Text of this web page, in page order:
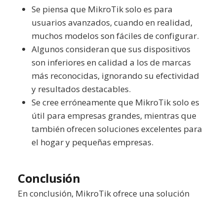
Se piensa que MikroTik solo es para
usuarios avanzados, cuando en realidad,
muchos modelos son fáciles de configurar.
Algunos consideran que sus dispositivos
son inferiores en calidad a los de marcas
más reconocidas, ignorando su efectividad
y resultados destacables.
Se cree erróneamente que MikroTik solo es
útil para empresas grandes, mientras que
también ofrecen soluciones excelentes para
el hogar y pequeñas empresas.
Conclusión
En conclusión, MikroTik ofrece una solución